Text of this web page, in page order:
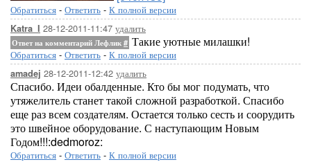
Обратиться - Ответить - К полной версии
Katra_I 28-12-2011-11:47 удалить
Ответ на комментарий Лефлик # Такие уютные милашки!
Обратиться - Ответить - К полной версии
amadej 28-12-2011-12:42 удалить
Спасибо. Идеи обалденные. Кто бы мог подумать, что
утяжелитель станет такой сложной разработкой. Спасибо
еще раз всем создателям. Остается только сесть и соорудить
это швейное оборудование. С наступающим Новым
Годом!!!:dedmoroz:
Обратиться - Ответить - К полной версии